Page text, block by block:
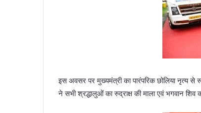
इस अवसर पर मुख्यमंत्री का पारंपरिक छोलिया नृत्य से
ने सभी श्रद्धालुओं का रुद्राक्ष की माला एवं भगवान